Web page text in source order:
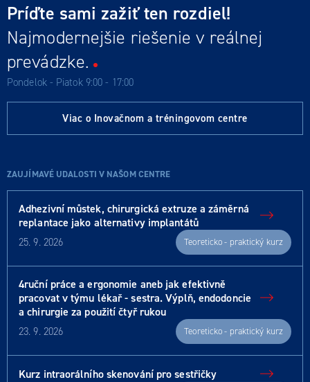
Príďte sami zažiť ten rozdiel!
Najmodernejšie riešenie v reálnej
prevádzke.
Pondelok - Piatok 9:00 - 17:00
Viac o Inovačnom a tréningovom centre
ZAUJÍMAVÉ UDALOSTI V NAŠOM CENTRE
Adhezivní můstek, chirurgická extruze a záměrná
replantace jako alternativy implantátů
25. 9. 2026 Teoreticko - praktický kurz
4ruční práce a ergonomie aneb jak efektivně
pracovat v týmu lékař - sestra. Výplň, endodoncie
a chirurgie za použití čtyř rukou
23. 9. 2026 Teoreticko - praktický kurz
Kurz intraorálního skenování pro sestřičky